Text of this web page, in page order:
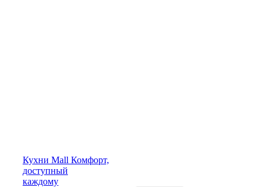
Кухни Mall Комфорт,
доступный
каждому